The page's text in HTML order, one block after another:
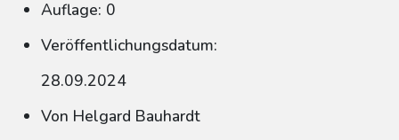
Auflage: 0
Veröffentlichungsdatum:
28.09.2024
Von Helgard Bauhardt